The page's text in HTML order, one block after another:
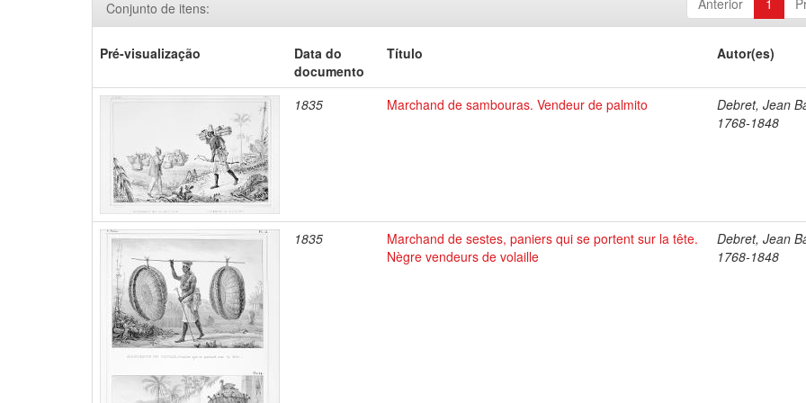
Anterior 1
Conjunto de itens:
Pré-visualização
Data do
documento
Título Autor(es)
1835 Marchand de sambouras. Vendeur de palmito
Debret, Jean
1768-1848
1835
Marchand de sestes, paniers qui se portent sur la tête.
Nègre vendeurs de volaille
Debret, Jean
1768-1848